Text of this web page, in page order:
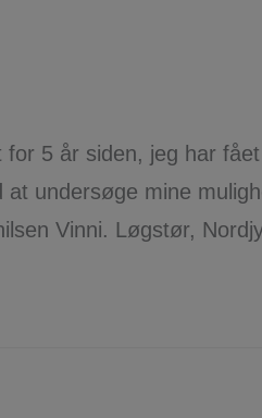
5 år siden, jeg har
undersøge mine
Vinni. Løgstør,